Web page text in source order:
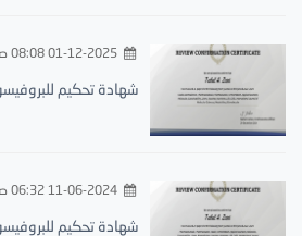
01-12-2025 08:08 صباحاً
شهادة تحكيم
11-06-2024 06:32 صباحاً
شهادة تحكيم